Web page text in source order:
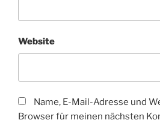
Website
Name, E-Mail-Adresse und
Browser für meinen nächsten